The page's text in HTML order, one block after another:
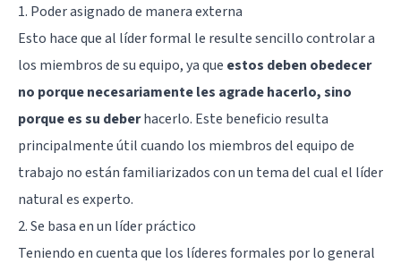
1. Poder asignado de manera externa
Esto hace que al líder formal le resulte sencillo controlar a
los miembros de su equipo, ya que estos deben obedecer
no porque necesariamente les agrade hacerlo, sino
porque es su deberhacerlo. Este beneficio resulta
principalmente útil cuando los miembros del equipo de
trabajo no están familiarizados con un tema del cual el líder
natural es experto.
2. Se basa en un líder práctico
Teniendo en cuenta que los líderes formales por lo general